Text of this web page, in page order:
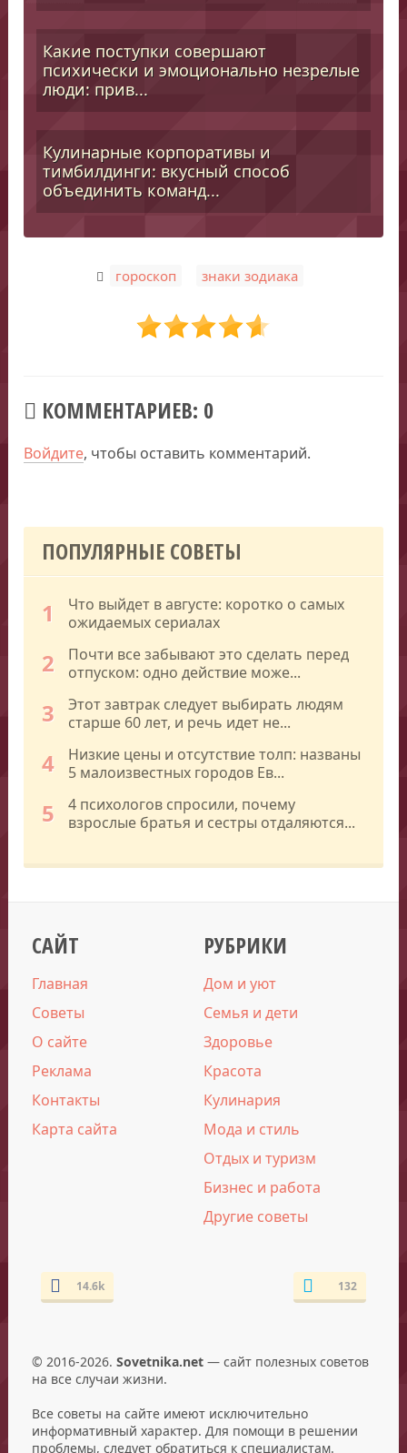
Какие поступки совершают
психически и эмоционально незрелые
люди: прив...
Кулинарные корпоративы и
тимбилдинги: вкусный способ
объединить команд...
гороскоп знаки зодиака
КОММЕНТАРИЕВ: 0
Войдите, чтобы оставить комментарий.
ПОПУЛЯРНЫЕ СОВЕТЫ
1
Что выйдет в августе: коротко о самых
ожидаемых сериалах
2
Почти все забывают это сделать перед
отпуском: одно действие може...
3
Этот завтрак следует выбирать людям
старше 60 лет, и речь идет не...
4
Низкие цены и отсутствие толп: названы
5 малоизвестных городов Ев...
5
4 психологов спросили, почему
взрослые братья и сестры отдаляются...
САЙТ
Главная
Советы
О сайте
Реклама
Контакты
Карта сайта
РУБРИКИ
Дом и уют
Семья и дети
Здоровье
Красота
Кулинария
Мода и стиль
Отдых и туризм
Бизнес и работа
Другие советы
14.6k 132
© 2016-2026. Sovetnika.net— сайт полезных советов
на все случаи жизни.
Все советы на сайте имеют исключительно
информативный характер. Для помощи в решении
проблемы, следует обратиться к специалистам.